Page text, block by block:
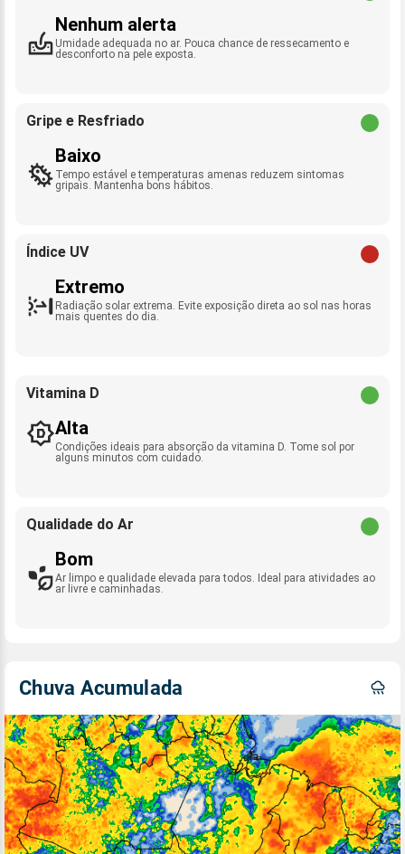
Nenhum alerta
Umidade adequada no ar. Pouca chance de ressecamento e
desconforto na pele exposta.
Gripe e Resfriado
Baixo
Tempo estável e temperaturas amenas reduzem sintomas
gripais. Mantenha bons hábitos.
Índice UV
Extremo
Radiação solar extrema. Evite exposição direta ao sol nas horas
mais quentes do dia.
Vitamina D
Alta
Condições ideais para absorção da vitamina D. Tome sol por
alguns minutos com cuidado.
Qualidade do Ar
Bom
Ar limpo e qualidade elevada para todos. Ideal para atividades ao
ar livre e caminhadas.
Chuva Acumulada